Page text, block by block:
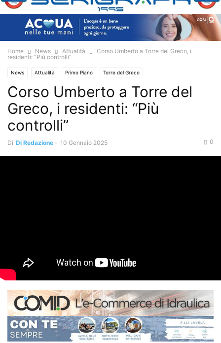
Home News Attualità
Corso Umberto a Torre del Greco, i
residenti: “Più controlli”
News Attualità Primo Piano Torre del Greco
Corso Umberto a Torre del
Greco, i residenti: “Più
controlli”
Di Di Redazione - 10 Gennaio 2025 0